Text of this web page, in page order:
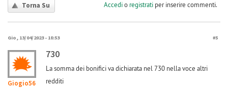
Torna Su Accedio registratiper inserire commenti.
Gio, 13/04/2023 - 18:53 #5
Giogio56
730
La somma dei bonifici va dichiarata nel 730 nella voce altri
redditi